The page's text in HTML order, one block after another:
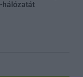
hálózatát